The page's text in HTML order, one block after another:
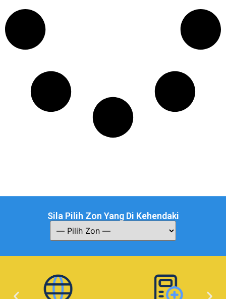
Sila Pilih Zon Yang Di Kehendaki